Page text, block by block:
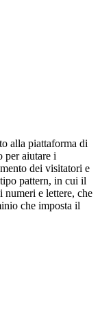
alla piattaforma di
per aiutare i
dei visitatori e
pattern, in cui il
numeri e lettere, che
che imposta il